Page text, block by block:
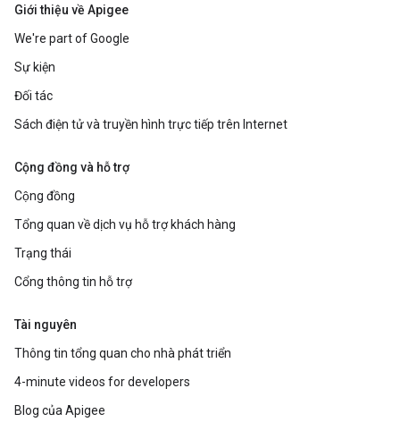
Giới thiệu về Apigee
We're part of Google
Sự kiện
Đối tác
Sách điện tử và truyền hình trực tiếp trên Internet
Cộng đồng và hỗ trợ
Cộng đồng
Tổng quan về dịch vụ hỗ trợ khách hàng
Trạng thái
Cổng thông tin hỗ trợ
Tài nguyên
Thông tin tổng quan cho nhà phát triển
4-minute videos for developers
Blog của Apigee